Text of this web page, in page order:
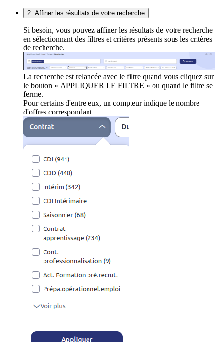
2. Affiner les résultats de votre recherche
Si besoin, vous pouvez affiner les résultats de votre recherche
en sélectionnant des filtres et critères présents sous les critères
de recherche.
La recherche est relancée avec le filtre quand vous cliquez sur
le bouton « APPLIQUER LE FILTRE » ou quand le filtre se
ferme.
Pour certains d'entre eux, un compteur indique le nombre
d'offres correspondant.